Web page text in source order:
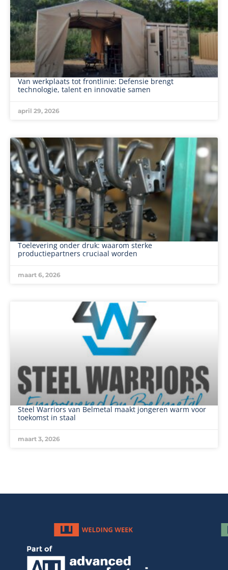
Van werkplaats tot frontlinie: Defensie brengt
technologie, talent en innovatie samen
april 29, 2026
Toelevering onder druk: waarom sterke
productiepartners cruciaal worden
maart 6, 2026
Steel Warriors van Belmetal maakt jongeren warm voor
toekomst in staal
maart 3, 2026